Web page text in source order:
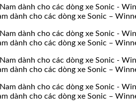
dành cho các dòng xe Sonic –
dành cho các dòng xe Sonic –
dành cho các dòng xe Sonic –
dành cho các dòng xe Sonic –